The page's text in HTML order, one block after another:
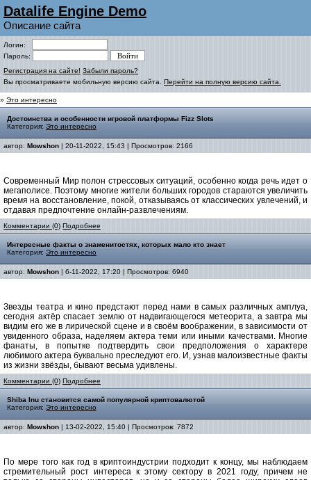
Datalife Engine Demo
Описание сайта
Логин:
Пароль:
Регистрация на сайте! Забыли пароль?
Вы просматриваете мобильную версию сайта. Перейти на полную версию сайта.
» Это интересно
Достоинства и особенности игровой платформы Fizz Slots
Категория: Это интересно
автор: Mowshon | 20-11-2022, 15:43 | Просмотров: 2166
Современный Мир полон стрессовых ситуаций, особенно когда речь идет о
мегаполисе. Поэтому многие жители больших городов стараются увеличить
время на восстановление, покой, отказываясь от классических увлечений, и
отдавая предпочтение онлайн-развлечениям.
Комментарии (0) Подробнее
Интересные факты о знаменитостях, которых мало кто знает
Категория: Это интересно
автор: Mowshon | 6-11-2022, 17:20 | Просмотров: 6940
Звезды театра и кино предстают перед нами в самых различных амплуа,
сегодня актёр спасает землю от надвигающегося метеорита, а завтра мы
видим его же в лирической сцене и в своём воображении, в зависимости от
увиденного образа, наделяем актера теми или иными качествами. Многие
фанаты, в попытке подтвердить свои предположения о характере
любимого актера буквально преследуют его. И, узнав малоизвестные факты
из жизни звёзды, бывают весьма удивлены.
Комментарии (0) Подробнее
Shiba Inu становится самой популярной криптовалютой
Категория: Это интересно
автор: Mowshon | 13-02-2022, 15:40 | Просмотров: 7872
По мере того как год в криптоиндустрии подходит к концу, мы наблюдаем
стремительный рост интереса к этому сектору в 2021 году, причем не